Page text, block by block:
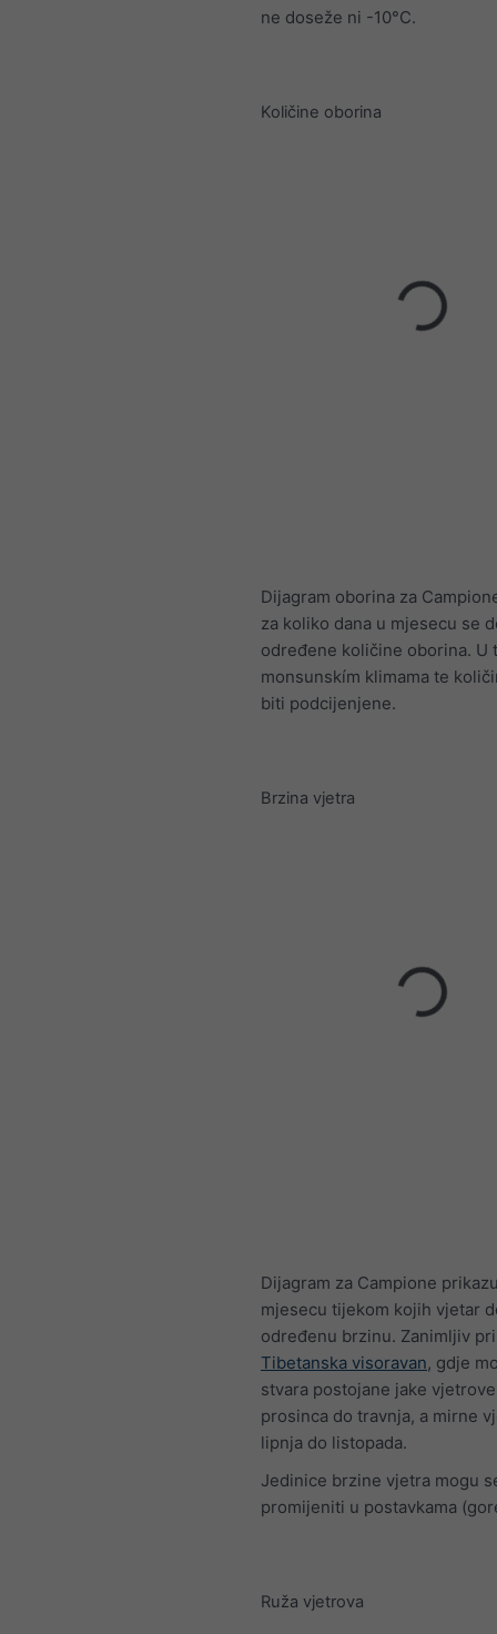
ne doseže ni -10°C.
Količine oborina
Dijagram oborina za
za koliko dana u mjesecu se
određene količine oborina. U
monsunskím klimama te
biti podcijenjene.
Brzina vjetra
Dijagram za Campione
mjesecu tijekom kojih vjetar
određenu brzinu. Zanimljiv
Tibetanska visoravan, gdje
stvara postojane jake
prosinca do travnja, a mirne
lipnja do listopada.
Jedinice brzine vjetra mogu
promijeniti u postavkama
Ruža vjetrova